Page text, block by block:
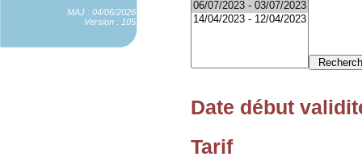
MAJ : 04/06/2026
Version : 105
Date début
Tarif